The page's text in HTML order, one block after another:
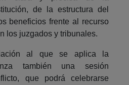
de la estructura del
beneficios frente al recurso
los juzgados y tribunales.
al que se aplica la
también una sesión
que podrá celebrarse